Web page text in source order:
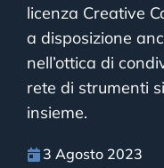
licenza Creative
a disposizione
nell’ottica di
rete di strumenti
insieme.
3 Agosto 2023